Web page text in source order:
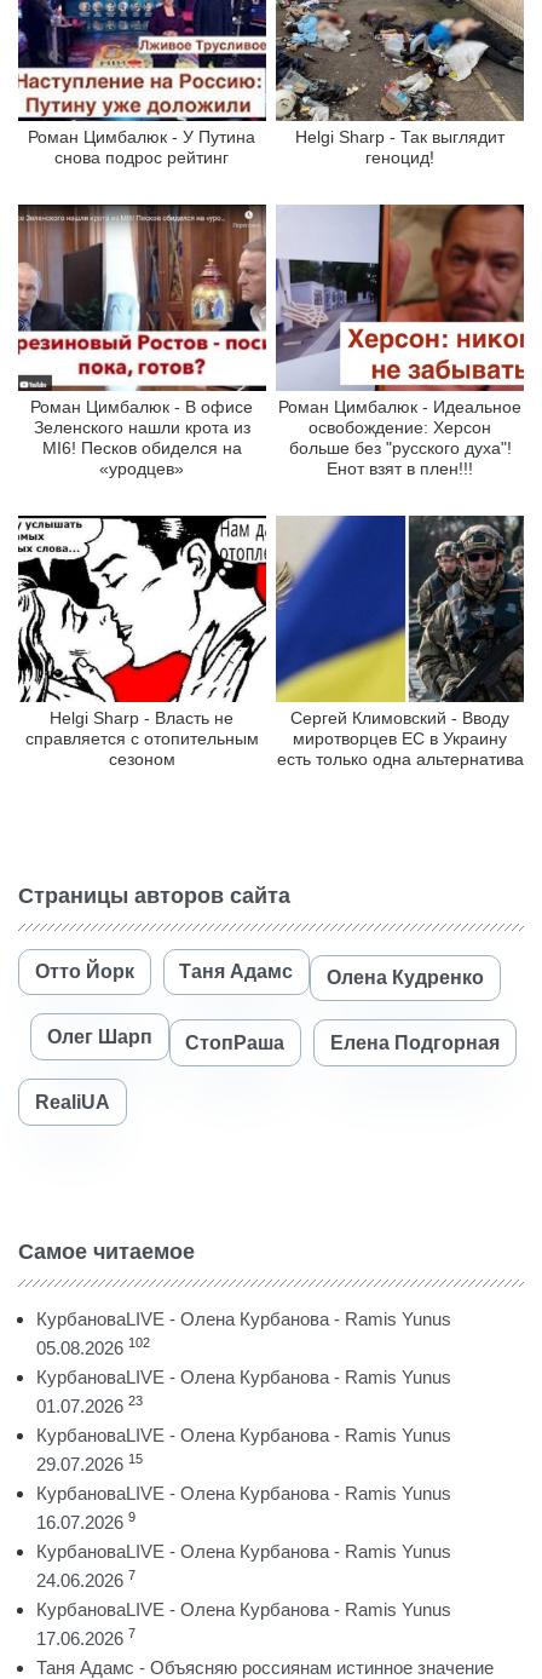
Роман Цимбалюк - У Путина
снова подрос рейтинг
Helgi Sharp - Так выглядит
геноцид!
Роман Цимбалюк - В офисе
Зеленского нашли крота из
MI6! Песков обиделся на
«уродцев»
Роман Цимбалюк - Идеальное
освобождение: Херсон
больше без "русского духа"!
Енот взят в плен!!!
Helgi Sharp - Власть не
справляется с отопительным
сезоном
Сергей Климовский - Вводу
миротворцев ЕС в Украину
есть только одна альтернатива
Страницы авторов сайта
Отто Йорк Таня Адамс Олена Кудренко
Олег Шарп СтопРаша Елена Подгорная
RealiUA
Самое читаемое
КурбановаLIVE - Олена Курбанова - Ramis Yunus
05.08.2026 102
КурбановаLIVE - Олена Курбанова - Ramis Yunus
01.07.2026 23
КурбановаLIVE - Олена Курбанова - Ramis Yunus
29.07.2026 15
КурбановаLIVE - Олена Курбанова - Ramis Yunus
16.07.2026 9
КурбановаLIVE - Олена Курбанова - Ramis Yunus
24.06.2026 7
КурбановаLIVE - Олена Курбанова - Ramis Yunus
17.06.2026 7
Таня Адамс - Объясняю россиянам истинное значение